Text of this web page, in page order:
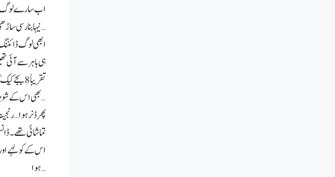
اب سارے لوگ
نیہا بنارسی ساڑھی میں زبردست خوبصورت لگ رہی تھی… اور اس کا شوہر مسٹر راجیش بھی شیروانی میں کم خوبصورت نہیں لگ رہا تھا…
ہی باہر سے آئی
تقریباً 8
بھی اس کے شوہر کو ہینڈ شیک کر کے مبارکباد دی… اور گفٹ دیے…
پھر ڈنر ہوا…
تماشائی تھے۔
اس کے کولہے
ہوا…